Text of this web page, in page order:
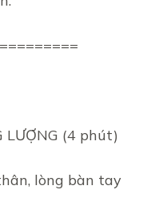
LƯỢNG (4 phút)
lòng bàn tay